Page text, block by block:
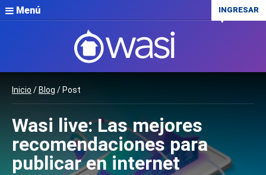
Menú INGRESAR
Inicio / Blog / Post
Wasi live: Las mejores
recomendaciones para
publicar en internet